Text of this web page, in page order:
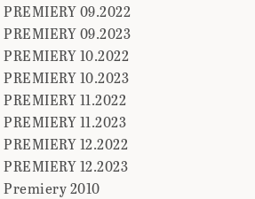
PREMIERY 09.2022
PREMIERY 09.2023
PREMIERY 10.2022
PREMIERY 10.2023
PREMIERY 11.2022
PREMIERY 11.2023
PREMIERY 12.2022
PREMIERY 12.2023
Premiery 2010